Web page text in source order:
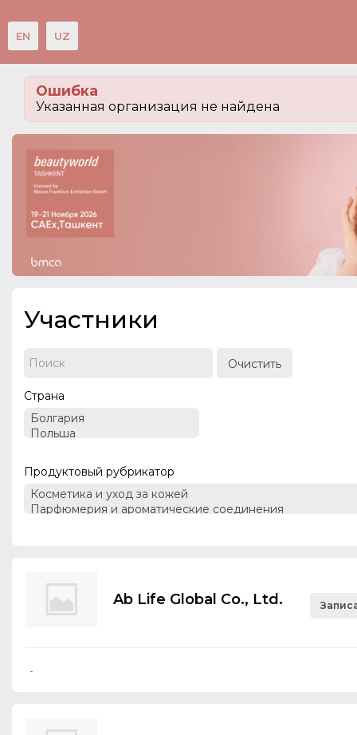
EN UZ
Ошибка
Указанная организация не найдена
Участники
Очистить
Страна
Продуктовый рубрикатор
Ab Life Global Co., Ltd.
-
Организации
О сервисе
Посетителям
Организаторам